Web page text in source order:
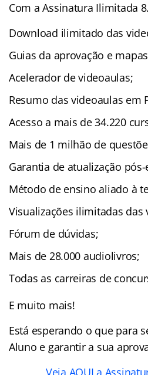
Com a Assinatura Ilimitada
Download ilimitado das
Guias da aprovação e
Acelerador de videoaulas;
Resumo das videoaulas em
Acesso a mais de 34.220
Mais de 1 milhão de
Garantia de atualização
Método de ensino aliado à
Visualizações ilimitadas das
Fórum de dúvidas;
Mais de 28.000 audiolivros;
Todas as carreiras de
E muito mais!
Está esperando o que para
Aluno e garantir a sua
Veja AQUI a